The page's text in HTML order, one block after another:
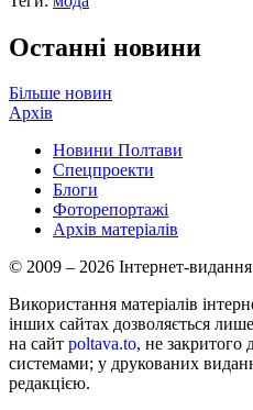
Останні новини
Більше новин
Архів
Новини Полтави
Спецпроекти
Блоги
Фоторепортажі
Архів матеріалів
© 2009 – 2026 Інтернет-
Використання матеріалів
інших сайтах дозволяється
на сайт poltava.to, не закритого
системами; у друкованих
редакцією.